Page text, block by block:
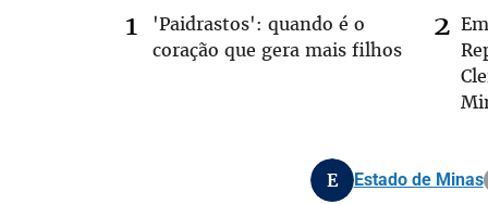
'Paidrastos': quando é o
coração que gera mais filhos
E Estado de Minas